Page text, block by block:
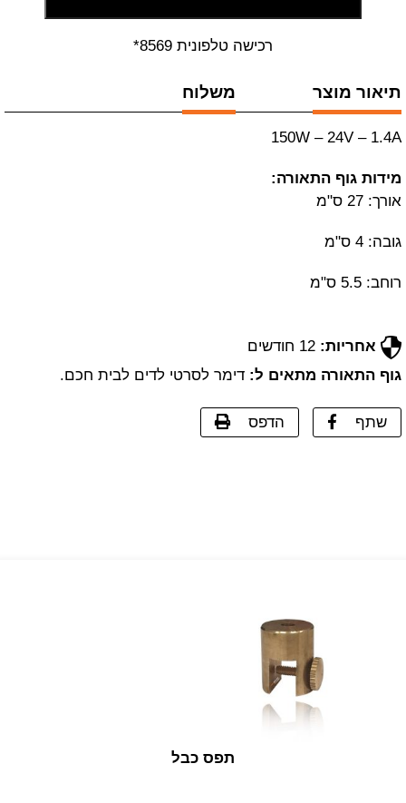
רכישה טלפונית 8569*
תיאור מוצר משלוח
150W – 24V – 1.4A
מידות גוף התאורה:
אורך: 27 ס"מ
גובה: 4 ס"מ
רוחב: 5.5 ס"מ
אחריות:
גוף התאורה מתאים ל: דימר לסרטי לדים לבית חכם.
שתף הדפס
תפס כבל